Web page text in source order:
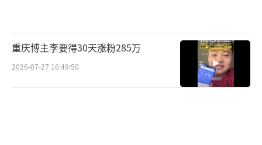
重庆博主李要得30天涨粉285万
2026-07-27 16:49:50